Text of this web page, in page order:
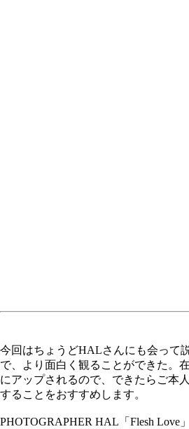
今回はちょうどHALさんにも会って
で、より面白く観ることができた。
にアップされるので、できたらご本
することをおすすめします。
PHOTOGRAPHER HAL「Flesh Love」